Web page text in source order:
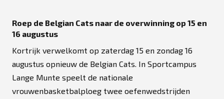
Roep de Belgian Cats naar de overwinning op 15 en
16 augustus
Kortrijk verwelkomt op zaterdag 15 en zondag 16
augustus opnieuw de Belgian Cats. In Sportcampus
Lange Munte speelt de nationale
vrouwenbasketbalploeg twee oefenwedstrijden